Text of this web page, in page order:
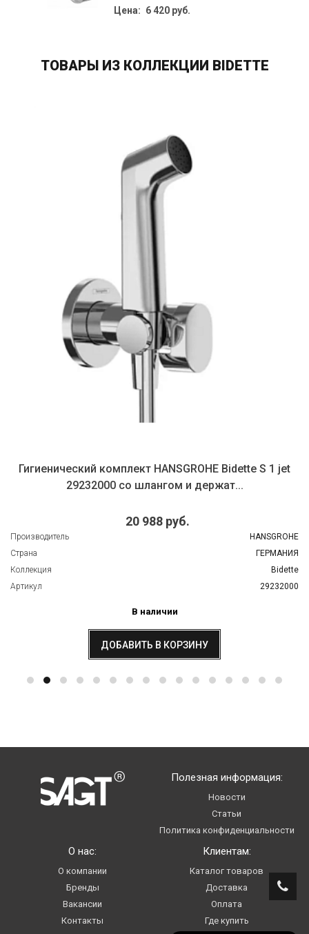
Цена: 6 420 руб.
ТОВАРЫ ИЗ КОЛЛЕКЦИИ BIDETTE
Гигиенический комплект HANSGROHE Bidette S 1 jet
29232000 со шлангом и держат...
20 988 руб.
Производитель
HANSGROHE
Страна
ГЕРМАНИЯ
Коллекция
Bidette
Артикул
29232000
В наличии
ДОБАВИТЬ В КОРЗИНУ
О нас:
О компании
Бренды
Вакансии
Контакты
Клиентам:
Каталог товаров
Доставка
Оплата
Где купить
Полезная информация:
Новости
Статьи
Политика конфиденциальности